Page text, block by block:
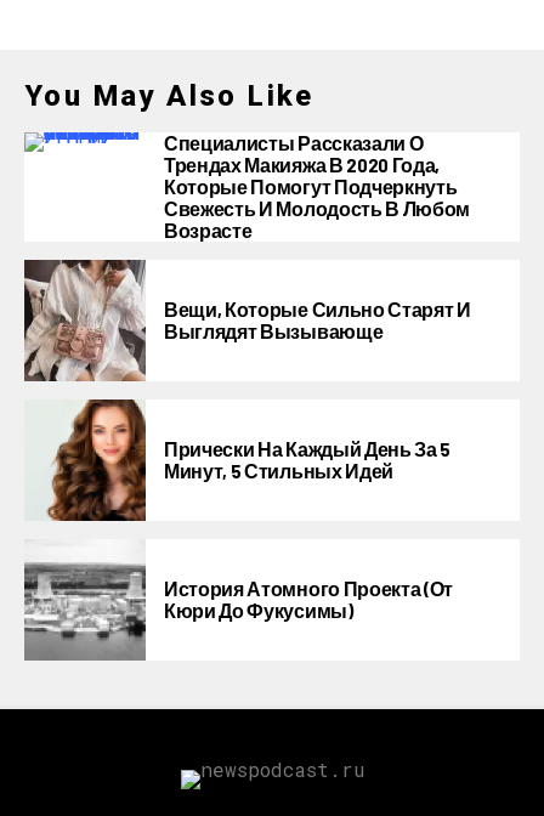
You May Also Like
Специалисты Рассказали О
Трендах Макияжа В 2020 Года,
Которые Помогут Подчеркнуть
Свежесть И Молодость В Любом
Возрасте
Вещи, Которые Сильно Старят И
Выглядят Вызывающе
Прически На Каждый День За 5
Минут, 5 Стильных Идей
История Атомного Проекта (от
Кюри До Фукусимы)